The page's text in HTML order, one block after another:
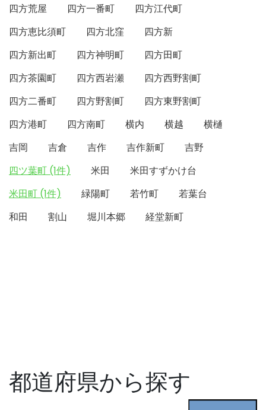
四方荒屋
四方一番町
四方江代町
四方恵比須町
四方北窪
四方新
四方新出町
四方神明町
四方田町
四方茶園町
四方西岩瀬
四方西野割町
四方二番町
四方野割町
四方東野割町
四方港町
四方南町 横内 横越
横樋
吉岡
吉倉 吉作 吉作新町
吉野
四ツ葉町 (1件)
米田
米田すずかけ台
米田町 (1件)
緑陽町 若竹町
若葉台
和田
割山 堀川本郷 経堂新町
都道府県から探す